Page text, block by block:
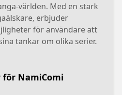
världen. Med en stark
erbjuder
för användare att
tankar om olika serier.
NamiComi